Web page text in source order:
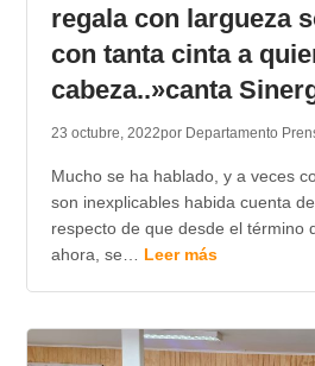
regala con largueza
con tanta cinta a
cabeza..»canta
23 octubre, 2022por Departamento
Mucho se ha hablado, y a veces
son inexplicables habida cuenta
respecto de que desde el término
ahora, se… Leer más